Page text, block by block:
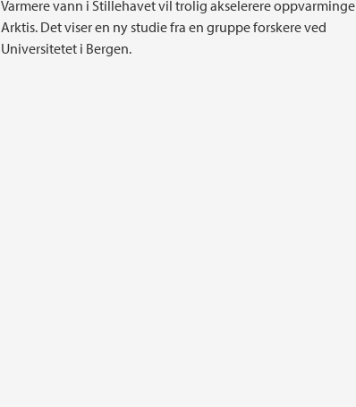
Varmere vann i Stillehavet vil trolig akselerere
Arktis. Det viser en ny studie fra en gruppe forskere ved
Universitetet i Bergen.